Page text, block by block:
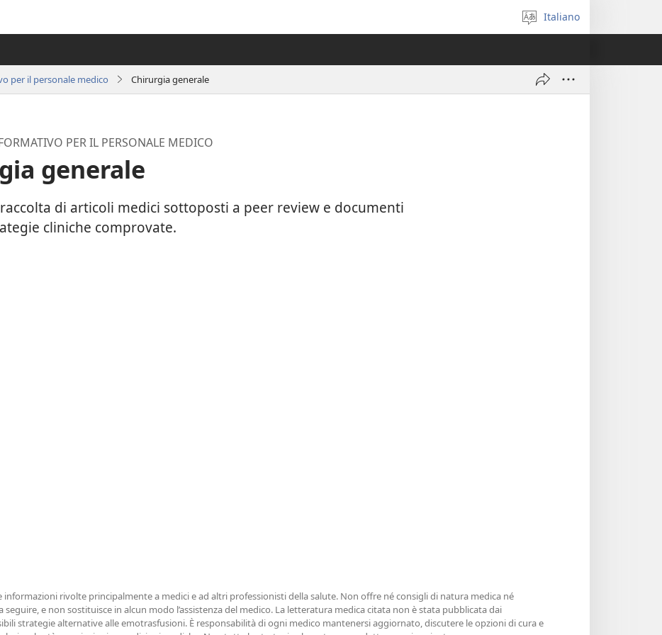
Seleziona
la
Italiano
per il personale medico Chirurgia generale
PER IL PERSONALE MEDICO
generale
di articoli medici sottoposti a peer review e documenti
cliniche comprovate.
informazioni rivolte principalmente a medici e ad altri professionisti della salute. Non offre né consigli di natura medica né
e non sostituisce in alcun modo l’assistenza del medico. La letteratura medica citata non è stata pubblicata dai
strategie alternative alle emotrasfusioni. È responsabilità di ogni medico mantenersi aggiornato, discutere le opzioni di cura e